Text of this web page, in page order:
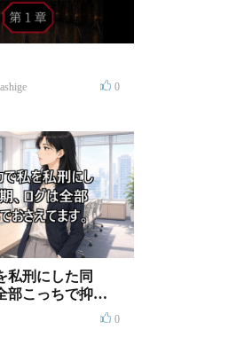
0
私刑にした同
部こっちで抑え
0